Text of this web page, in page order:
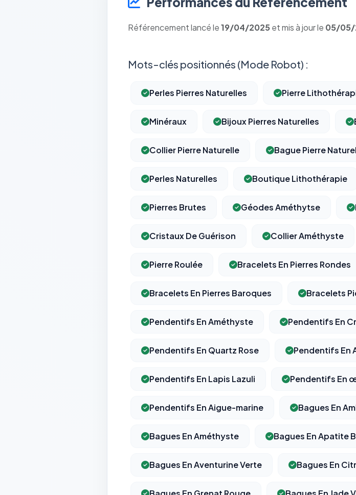
Référencement lancé le19/04/2025 et mis à jour le 05/05/
Mots-clés positionnés (Mode Robot) :
Perles Pierres Naturelles Pierre
Minéraux Bijoux Pierres Naturelles
Collier Pierre Naturelle Bague Pierre
Perles Naturelles Boutique Lithothérapie
Pierres Brutes Géodes Améthytse
Cristaux De Guérison Collier Améthyste
Pierre Roulée Bracelets En Pierres Rondes
Bracelets En Pierres Baroques Bracelets
Pendentifs En Améthyste Pendentifs En
Pendentifs En Quartz Rose Pendentifs En
Pendentifs En Lapis Lazuli Pendentifs En
Pendentifs En Aigue-marine Bagues En
Bagues En Améthyste Bagues En Apatite
Bagues En Aventurine Verte Bagues En
⚙️
Cookies essentiels
mémorisation de vos choix de
Nous aident à comprendre comment
(pages visitées, durée de visite) pour
Cookies marketing